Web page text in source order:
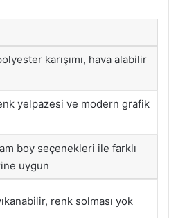
karışımı, hava alabilir
yelpazesi ve modern grafik
boy seçenekleri ile farklı
uygun
renk solması yok